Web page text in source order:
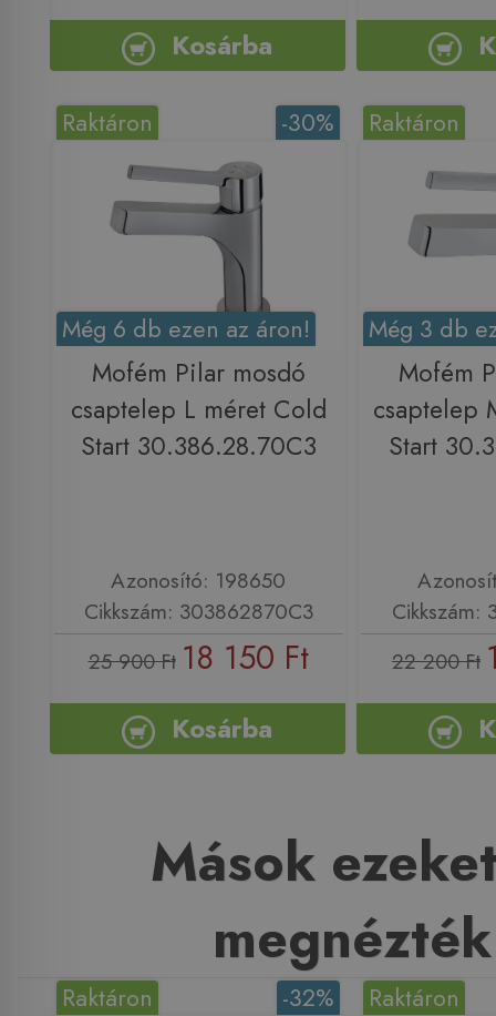
Kosárba
-30%
Raktáron
Még 6 db ezen az áron!
Mofém Pilar mosdó
csaptelep L méret Cold
Start 30.386.28.70C3
Azonosító: 198650
Cikkszám: 303862870C3
25 900 Ft 18 150 Ft
Kosárba
Raktáron
Még 3 db
Mofém
csaptelep
Start
Cikkszám:
22 200 Ft
Mások
megnézték
-32%
Raktáron Raktáron